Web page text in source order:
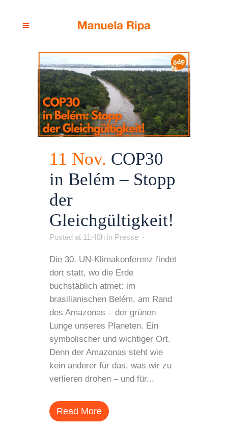
11 Nov. COP30
in Belém – Stopp
der
Gleichgültigkeit!
Posted at 11:48h in Presse
Die 30. UN-Klimakonferenz findet
dort statt, wo die Erde
buchstäblich atmet: im
brasilianischen Belém, am Rand
des Amazonas – der grünen
Lunge unseres Planeten. Ein
symbolischer und wichtiger Ort.
Denn der Amazonas steht wie
kein anderer für das, was wir zu
verlieren drohen – und für...
Read More